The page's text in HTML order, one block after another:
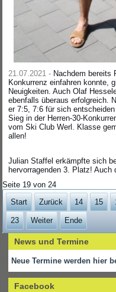
21.07.2021 - Nachdem bereits
Konkurrenz einfahren konnte,
Neuigkeiten. Auch Olaf
ebenfalls überaus erfolgreich.
er 7:5, 7:6 für sich
Sieg in der Herren-30-
vom Ski Club Werl. Klasse
allen!
Julian Staffel erkämpfte sich
hervorragenden 3. Platz!
Seite 19 von 24
Start
Zurück 14 15
23 Weiter Ende
News und Termine
Neue Termine werden hier
Facebook